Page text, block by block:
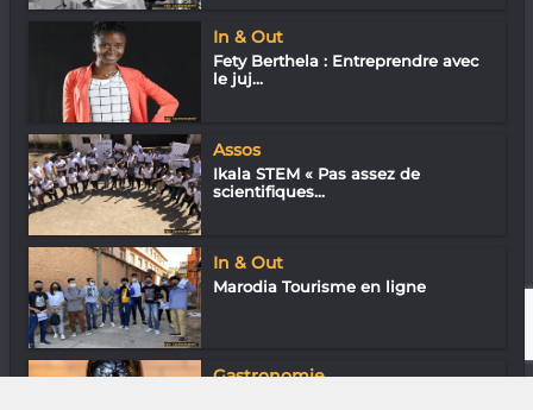
In & Out
Fety Berthela : Entreprendre avec
le juj...
Assos
Ikala STEM « Pas assez de
scientifiques...
In & Out
Marodia Tourisme en ligne
Gastronomie